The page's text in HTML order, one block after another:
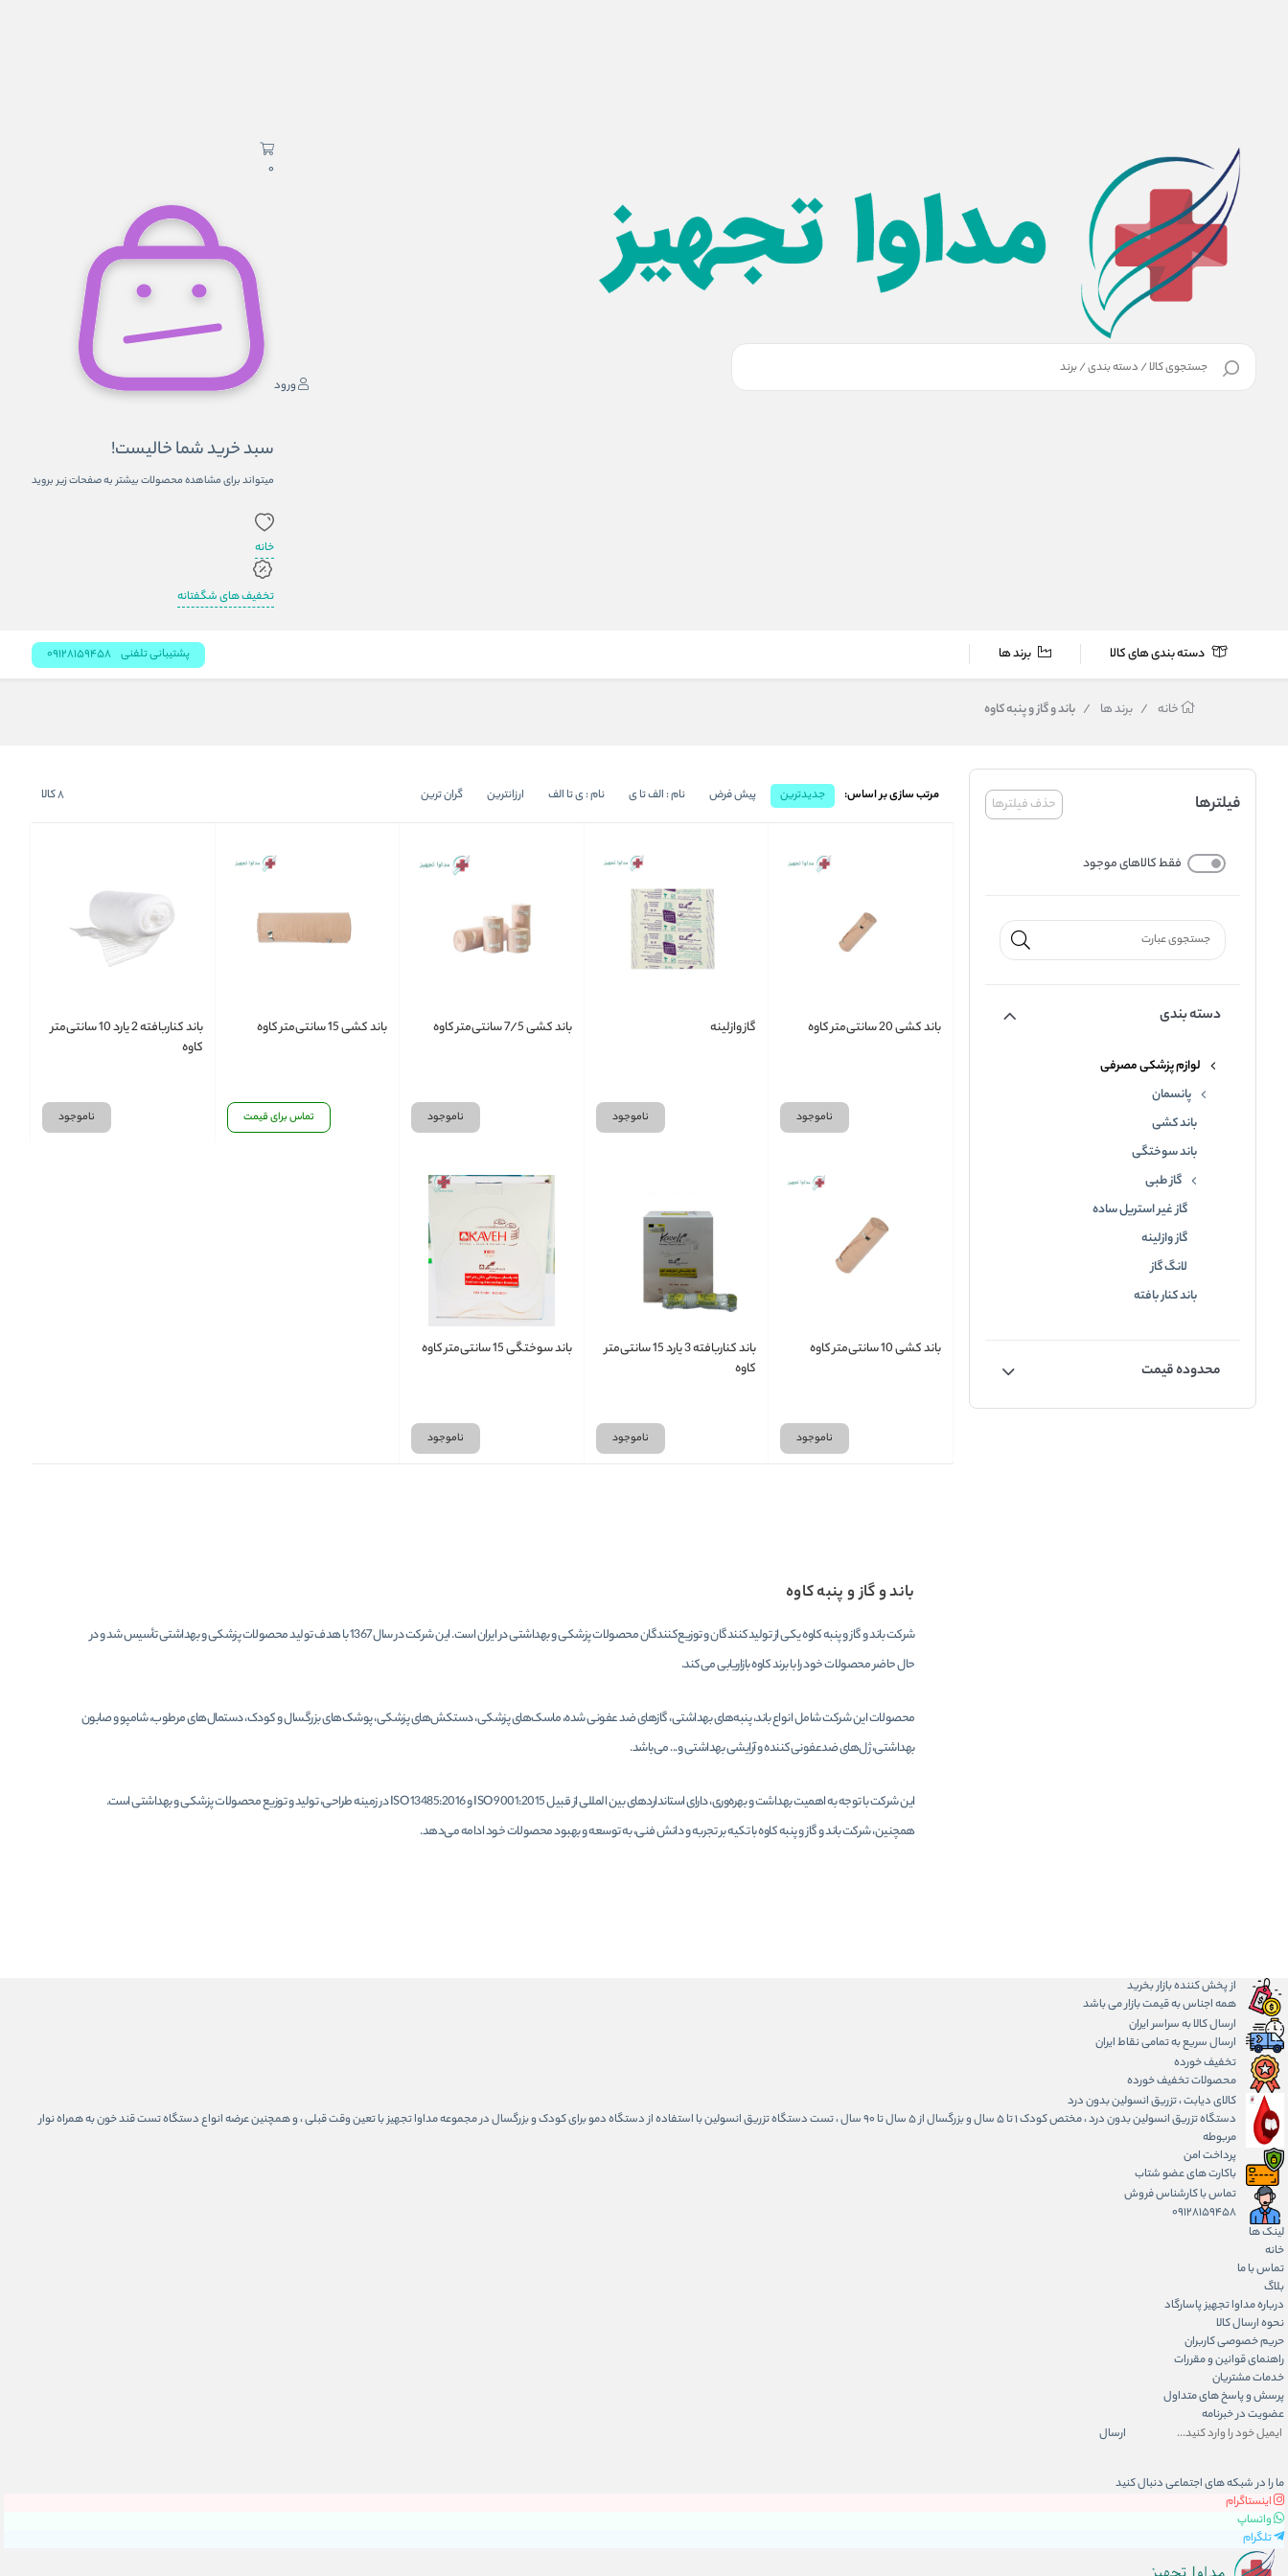
ورود
0
سبد خرید شما خالیست!
میتواند برای مشاهده محصولات بیشتر به صفحات زیر بروید
خانه
تخفیف های شگفتانه
دسته بندی های کالا برند ها پشتیبانی تلفنی 09128159458
خانه / برند ها / باند و گاز و پنبه کاوه
حذف فیلترها فیلترها
فقط کالاهای موجود
دسته بندی
لوازم پزشکی مصرفی
پانسمان
باند کشی
باند سوختگی
گاز طبی
گاز غیر استریل ساده
گاز وازلینه
لانگ گاز
باند کنار بافته
محدوده قیمت
مرتب سازی بر اساس: جدیدترین پیش فرض نام : الف تا ی نام : ی تا الف ارزانترین گران ترین 8کالا
باند کشی 20 سانتی‌متر کاوه
ناموجود
گاز وازلینه
ناموجود
باند کشی 7/5 سانتی‌متر کاوه
ناموجود
باند کشی 15 سانتی‌متر کاوه
تماس برای قیمت
باند کناربافته 2 یارد 10 سانتی‌متر
کاوه
ناموجود
باند کشی 10 سانتی‌متر کاوه
ناموجود
باند کناربافته 3 یارد 15 سانتی‌متر
کاوه
ناموجود
باند سوختگی 15 سانتی‌متر کاوه
ناموجود
باند و گاز و پنبه کاوه
شرکت باند و گاز و پنبه کاوه یکی از تولیدکنندگان و توزیع‌کنندگان محصولات پزشکی و بهداشتی در ایران است. این شرکت در سال 1367 با هدف تولید محصولات پزشکی و بهداشتی تأسیس شد و در
حال حاضر محصولات خود را با برند کاوه بازاریابی می‌کند.
محصولات این شرکت شامل انواع باند، پنبه‌های بهداشتی، گازهای ضد عفونی شده، ماسک‌های پزشکی، دستکش‌های پزشکی، پوشک‌های بزرگسال و کودک، دستمال‌های مرطوب، شامپو و صابون
بهداشتی، ژل‌های ضدعفونی‌کننده و آرایشی بهداشتی و... می‌باشد.
این شرکت با توجه به اهمیت بهداشت و بهره‌وری، دارای استانداردهای بین المللی از قبیل ISO 9001:2015 و ISO 13485:2016 در زمینه طراحی، تولید و توزیع محصولات پزشکی و بهداشتی است.
همچنین، شرکت باند و گاز و پنبه کاوه با تکیه بر تجربه و دانش فنی، به توسعه و بهبود محصولات خود ادامه می‌دهد.
از پخش کننده بازار بخرید
همه اجناس به قیمت بازار می باشد
ارسال کالا به سراسر ایران
ارسال سریع به تمامی نقاط ایران
تخفیف خورده
محصولات تخفیف خورده
کالای دیابت ، تزریق انسولین بدون درد
دستگاه تزریق انسولین بدون درد ، مختص کودک ۱ تا ۵ سال و بزرگسال از ۵ سال تا ۹۰ سال ، تست دستگاه تزریق انسولین با استفاده از دستگاه دمو برای کودک و بزرگسال در مجموعه مداوا تجهیز با تعین وقت قبلی ، و همچنین عرضه انواع دستگاه تست قند خون به همراه نوار
مربوطه
پرداخت امن
باکارت های عضو شتاب
تماس با کارشناس فروش
09128159458
لینک ها
خانه
تماس با ما
بلاگ
درباره مداوا تجهیز پاسارگاد
نحوه ارسال کالا
حریم خصوصی کاربران
راهنمای قوانین و مقررات
خدمات مشتریان
پرسش و پاسخ های متداول
عضویت در خبرنامه
ارسال
ما را در شبکه های اجتماعی دنبال کنید
اینستاگرام
واتساپ
تلگرام